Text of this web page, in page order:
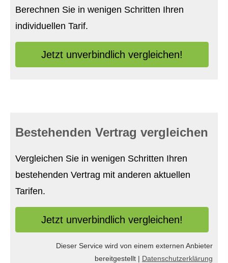
Berechnen Sie in wenigen Schritten Ihren
individuellen Tarif.
Jetzt unverbindlich ver­gleichen!
Bestehenden Vertrag ver­gleichen
Vergleichen Sie in wenigen Schritten Ihren
bestehenden Vertrag mit anderen aktuellen
Tarifen.
Jetzt unverbindlich ver­gleichen!
Dieser Service wird von einem externen Anbieter
bereitgestellt | Datenschutzerklärung